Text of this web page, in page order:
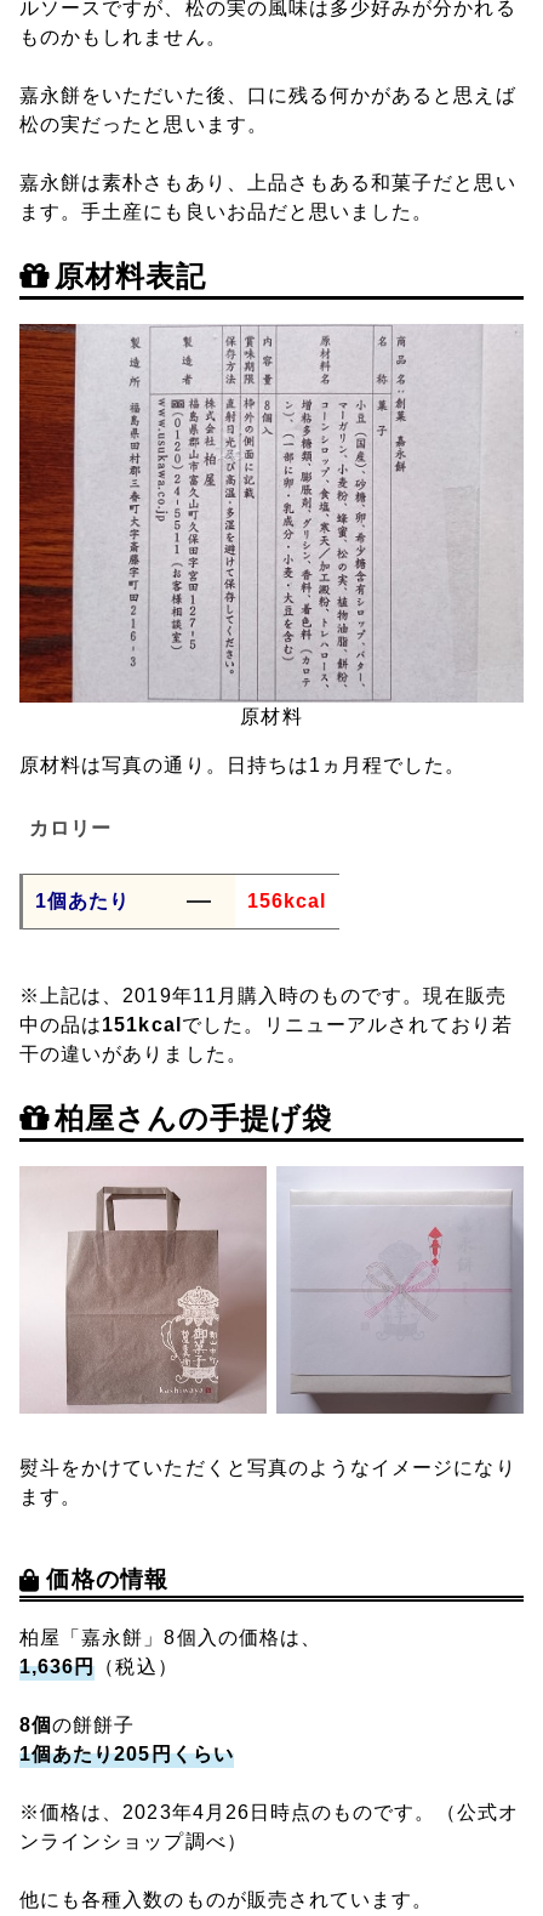
ルソースですが、松の実の風味は多少好みが分かれる
ものかもしれません。
嘉永餅をいただいた後、口に残る何かがあると思えば
松の実だったと思います。
嘉永餅は素朴さもあり、上品さもある和菓子だと思い
ます。手土産にも良いお品だと思いました。
原材料表記
原材料
原材料は写真の通り。日持ちは1ヵ月程でした。
カロリー
1個あたり 156kcal
※上記は、2019年11月購入時のものです。現在販売
中の品は151kcal でした。リニューアルされており若
干の違いがありました。
柏屋さんの手提げ袋
熨斗をかけていただくと写真のようなイメージになり
ます。
価格の情報
柏屋「嘉永餅」8個入の価格は、
1,636円 （税込）
8個の餅餅子
1個あたり205円くらい
※価格は、2023年4月26日時点のものです。（公式オ
ンラインショップ調べ）
他にも各種入数のものが販売されています。